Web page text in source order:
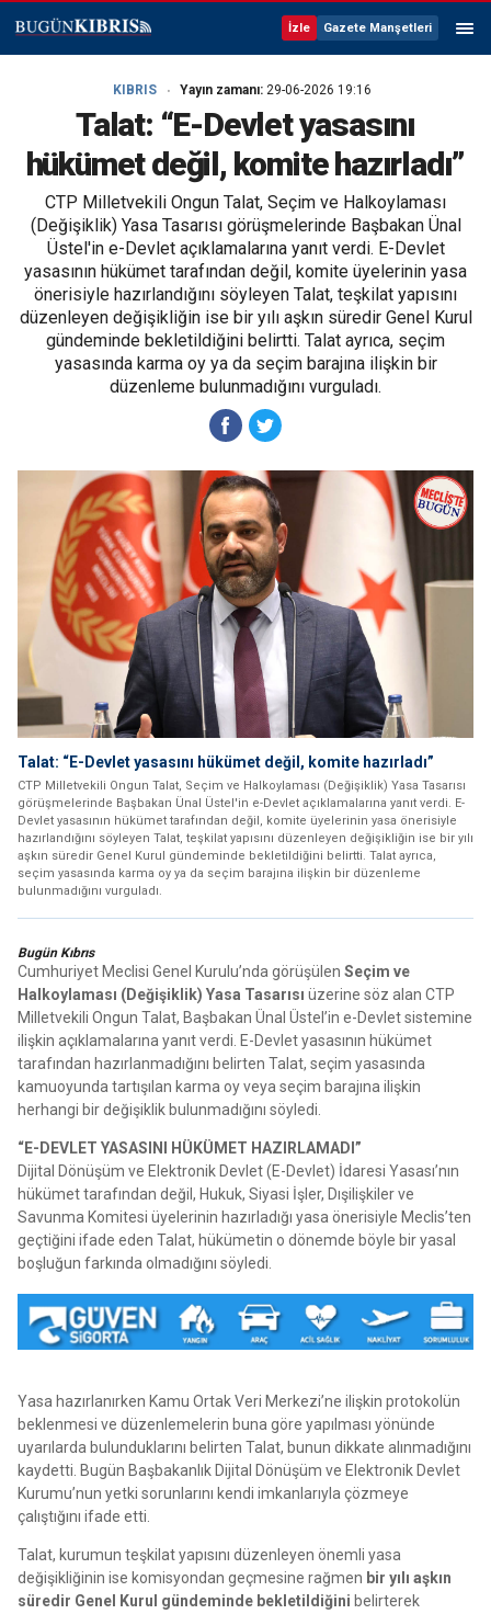
İzle Gazete Manşetleri
KIBRIS Yayın zamanı: 29-06-2026 19:16
Talat: “E-Devlet yasasını
hükümet değil, komite hazırladı”
CTP Milletvekili Ongun Talat, Seçim ve Halkoylaması
(Değişiklik) Yasa Tasarısı görüşmelerinde Başbakan Ünal
Üstel'in e-Devlet açıklamalarına yanıt verdi. E-Devlet
yasasının hükümet tarafından değil, komite üyelerinin yasa
önerisiyle hazırlandığını söyleyen Talat, teşkilat yapısını
düzenleyen değişikliğin ise bir yılı aşkın süredir Genel Kurul
gündeminde bekletildiğini belirtti. Talat ayrıca, seçim
yasasında karma oy ya da seçim barajına ilişkin bir
düzenleme bulunmadığını vurguladı.
Talat: “E-Devlet yasasını hükümet değil, komite hazırladı”
CTP Milletvekili Ongun Talat, Seçim ve Halkoylaması (Değişiklik) Yasa Tasarısı
görüşmelerinde Başbakan Ünal Üstel'in e-Devlet açıklamalarına yanıt verdi. E-
Devlet yasasının hükümet tarafından değil, komite üyelerinin yasa önerisiyle
hazırlandığını söyleyen Talat, teşkilat yapısını düzenleyen değişikliğin ise bir yılı
aşkın süredir Genel Kurul gündeminde bekletildiğini belirtti. Talat ayrıca,
seçim yasasında karma oy ya da seçim barajına ilişkin bir düzenleme
bulunmadığını vurguladı.
Bugün Kıbrıs
Cumhuriyet Meclisi Genel Kurulu’nda görüşülen Seçim ve
Halkoylaması (Değişiklik) Yasa Tasarısı üzerine söz alan CTP
Milletvekili Ongun Talat, Başbakan Ünal Üstel’in e-Devlet sistemine
ilişkin açıklamalarına yanıt verdi. E-Devlet yasasının hükümet
tarafından hazırlanmadığını belirten Talat, seçim yasasında
kamuoyunda tartışılan karma oy veya seçim barajına ilişkin
herhangi bir değişiklik bulunmadığını söyledi.
“E-DEVLET YASASINI HÜKÜMET HAZIRLAMADI”
Dijital Dönüşüm ve Elektronik Devlet (E-Devlet) İdaresi Yasası’nın
hükümet tarafından değil, Hukuk, Siyasi İşler, Dışilişkiler ve
Savunma Komitesi üyelerinin hazırladığı yasa önerisiyle Meclis’ten
geçtiğini ifade eden Talat, hükümetin o dönemde böyle bir yasal
boşluğun farkında olmadığını söyledi.
Yasa hazırlanırken Kamu Ortak Veri Merkezi’ne ilişkin protokolün
beklenmesi ve düzenlemelerin buna göre yapılması yönünde
uyarılarda bulunduklarını belirten Talat, bunun dikkate alınmadığını
kaydetti. Bugün Başbakanlık Dijital Dönüşüm ve Elektronik Devlet
Kurumu’nun yetki sorunlarını kendi imkanlarıyla çözmeye
çalıştığını ifade etti.
Talat, kurumun teşkilat yapısını düzenleyen önemli yasa
değişikliğinin ise komisyondan geçmesine rağmen bir yılı aşkın
süredir Genel Kurul gündeminde bekletildiğini belirterek